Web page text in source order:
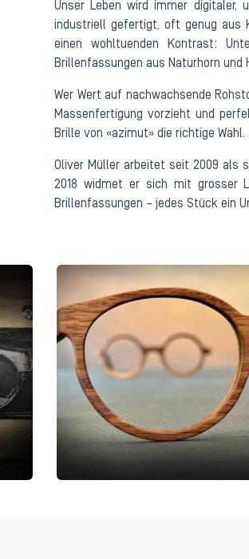
Unser Leben wird immer digitaler,
industriell gefertigt, oft genug aus
einen wohltuenden Kontrast:
Brillenfassungen aus Naturhorn und
Wer Wert auf nachwachsende
Massenfertigung vorzieht und
Brille von «azimut» die richtige Wahl.
Oliver Müller arbeitet seit 2009 als
2018 widmet er sich mit grosser
Brillenfassungen – jedes Stück ein